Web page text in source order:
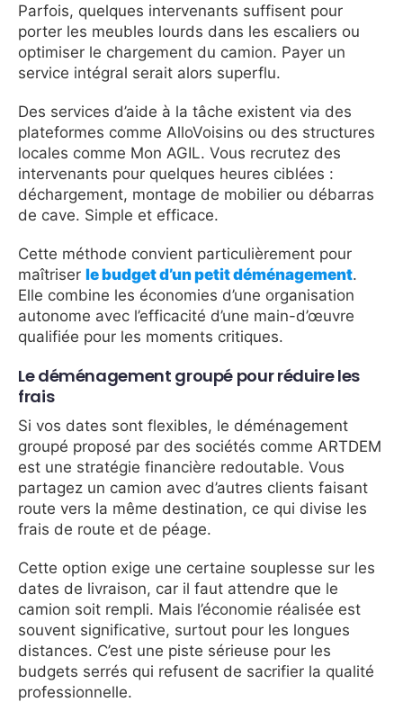
Parfois, quelques intervenants suffisent pour
porter les meubles lourds dans les escaliers ou
optimiser le chargement du camion. Payer un
service intégral serait alors superflu.
Des services d’aide à la tâche existent via des
plateformes comme AlloVoisins ou des structures
locales comme Mon AGIL. Vous recrutez des
intervenants pour quelques heures ciblées :
déchargement, montage de mobilier ou débarras
de cave. Simple et efficace.
Cette méthode convient particulièrement pour
maîtriser le budget d’un petit déménagement.
Elle combine les économies d’une organisation
autonome avec l’efficacité d’une main-d’œuvre
qualifiée pour les moments critiques.
Le déménagement groupé pour réduire les
frais
Si vos dates sont flexibles, le déménagement
groupé proposé par des sociétés comme ARTDEM
est une stratégie financière redoutable. Vous
partagez un camion avec d’autres clients faisant
route vers la même destination, ce qui divise les
frais de route et de péage.
Cette option exige une certaine souplesse sur les
dates de livraison, car il faut attendre que le
camion soit rempli. Mais l’économie réalisée est
souvent significative, surtout pour les longues
distances. C’est une piste sérieuse pour les
budgets serrés qui refusent de sacrifier la qualité
professionnelle.